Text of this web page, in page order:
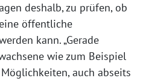
deshalb, zu prüfen, ob
öffentliche
kann. „Gerade
wie zum Beispiel
auch abseits